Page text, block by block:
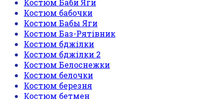
Костюм Баби Яги
Костюм бабочки
Костюм Бабы Яги
Костюм Баз-Рятівник
Костюм бджілки
Костюм бджілки 2
Костюм Белоснежки
Костюм белочки
Костюм березня
Костюм бетмен